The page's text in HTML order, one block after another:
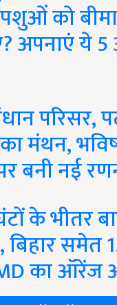
को
अपनाएं ये
परिसर,
का मंथन,
बनी नई
के भीतर
समेत
का ऑरेंज